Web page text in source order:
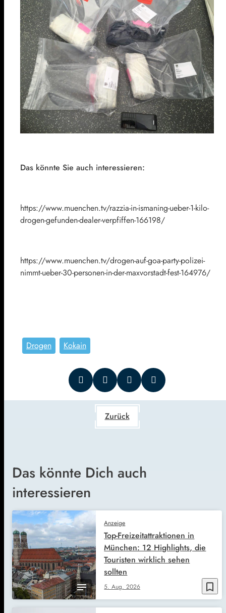
Das könnte Sie auch interessieren:
https://www.muenchen.tv/razzia-in-ismaning-ueber-1-kilo-
drogen-gefunden-dealer-verpfiffen-166198/
https://www.muenchen.tv/drogen-auf-goa-party-polizei-
nimmt-ueber-30-personen-in-der-maxvorstadt-fest-164976/
Drogen Kokain
Zurück
Das könnte Dich auch
interessieren
bookmark_border
Anzeige
5. Aug. 2026
Top-Freizeitattraktionen in
München: 12 Highlights, die
Touristen wirklich sehen
sollten